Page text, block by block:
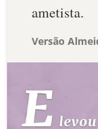
ametista.
Versão